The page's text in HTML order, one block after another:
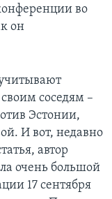
во
он
соседям –
Эстонии,
И вот, недавно
автор
очень большой
17 сентября